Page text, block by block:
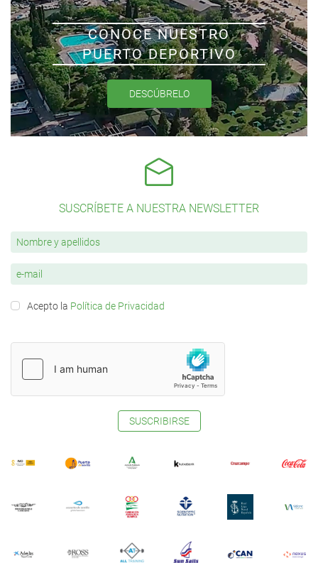
CONOCE NUESTRO
PUERTO DEPORTIVO
DESCÚBRELO
SUSCRÍBETE A NUESTRA NEWSLETTER
Acepto la Política de Privacidad
SUSCRIBIRSE